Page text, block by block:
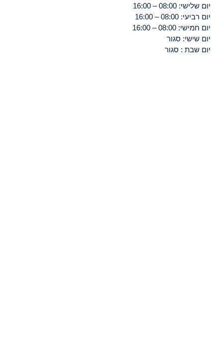
יום שלישי: 08:00 – 16:00
יום רביעי: 08:00 – 16:00
יום חמישי: 08:00 – 16:00
יום שישי: סגור
יום שבת : סגור